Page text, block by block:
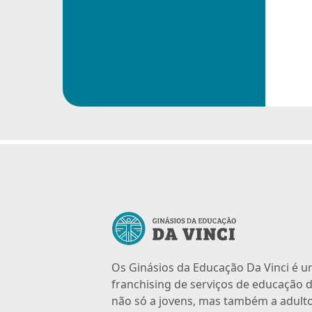
Os Ginásios da Educação Da Vinci é
franchising de serviços de educação
não só a jovens, mas também a